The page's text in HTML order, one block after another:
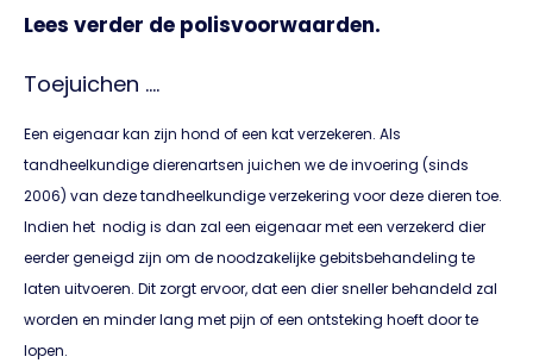
Lees verder de polisvoorwaarden.
Toejuichen ….
Een eigenaar kan zijn hond of een kat verzekeren. Als
tandheelkundige dierenartsen juichen we de invoering (sinds
2006) van deze tandheelkundige verzekering voor deze dieren toe.
Indien het nodig is dan zal een eigenaar met een verzekerd dier
eerder geneigd zijn om de noodzakelijke gebitsbehandeling te
laten uitvoeren. Dit zorgt ervoor, dat een dier sneller behandeld zal
worden en minder lang met pijn of een ontsteking hoeft door te
lopen.